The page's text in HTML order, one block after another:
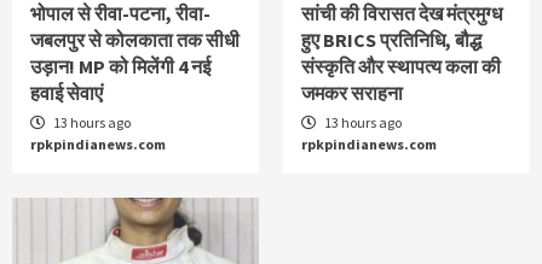
भोपाल से रीवा-पटना, रीवा-
जबलपुर से कोलकाता तक सीधी
उड़ान! MP को मिलेंगी 4 नई
हवाई सेवाएं
13 hours ago
rpkpindianews.com
सांची की विरासत देख मंत्रमुग्ध
हुए BRICS प्रतिनिधि, बौद्ध
संस्कृति और स्थापत्य कला की
जमकर सराहना
13 hours ago
rpkpindianews.com